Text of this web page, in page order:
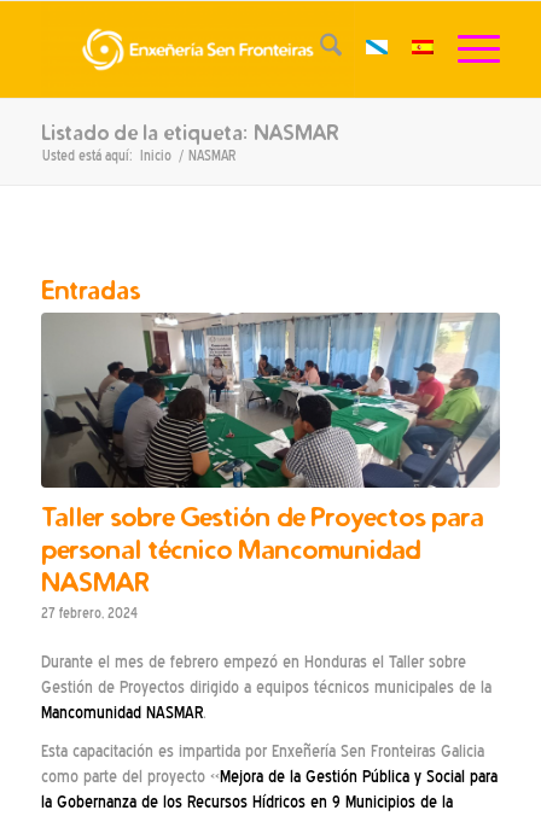
Listado de la etiqueta: NASMAR
Usted está aquí: Inicio / NASMAR
Entradas
Taller sobre Gestión de Proyectos para
personal técnico Mancomunidad
NASMAR
27 febrero, 2024
Durante el mes de febrero empezó en Honduras el Taller sobre
Gestión de Proyectos dirigido a equipos técnicos municipales de la
Mancomunidad NASMAR.
Esta capacitación es impartida por Enxeñería Sen Fronteiras Galicia
como parte del proyecto « Mejora de la Gestión Pública y Social para
la Gobernanza de los Recursos Hídricos en 9 Municipios de la